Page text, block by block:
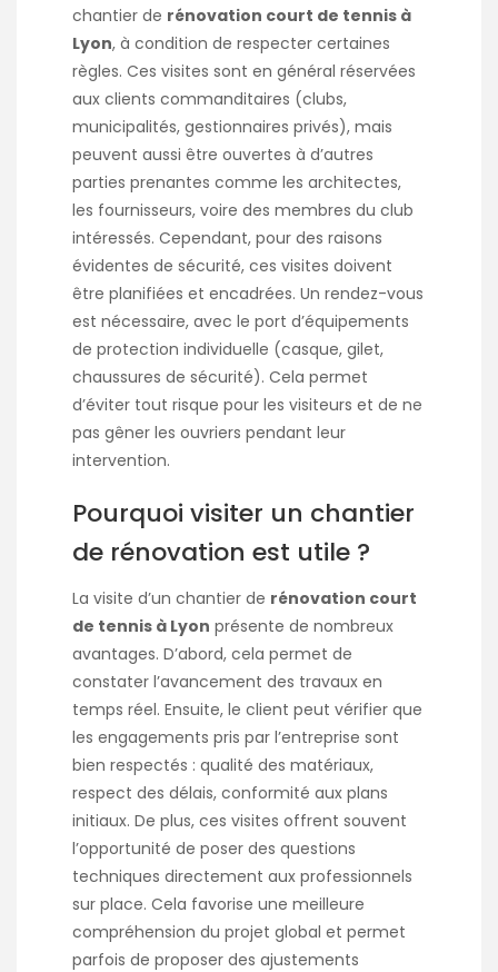
chantier de rénovation court de tennis à
Lyon, à condition de respecter certaines
règles. Ces visites sont en général réservées
aux clients commanditaires (clubs,
municipalités, gestionnaires privés), mais
peuvent aussi être ouvertes à d’autres
parties prenantes comme les architectes,
les fournisseurs, voire des membres du club
intéressés. Cependant, pour des raisons
évidentes de sécurité, ces visites doivent
être planifiées et encadrées. Un rendez-vous
est nécessaire, avec le port d’équipements
de protection individuelle (casque, gilet,
chaussures de sécurité). Cela permet
d’éviter tout risque pour les visiteurs et de ne
pas gêner les ouvriers pendant leur
intervention.
Pourquoi visiter un chantier
de rénovation est utile ?
La visite d’un chantier de rénovation court
de tennis à Lyon présente de nombreux
avantages. D’abord, cela permet de
constater l’avancement des travaux en
temps réel. Ensuite, le client peut vérifier que
les engagements pris par l’entreprise sont
bien respectés : qualité des matériaux,
respect des délais, conformité aux plans
initiaux. De plus, ces visites offrent souvent
l’opportunité de poser des questions
techniques directement aux professionnels
sur place. Cela favorise une meilleure
compréhension du projet global et permet
parfois de proposer des ajustements